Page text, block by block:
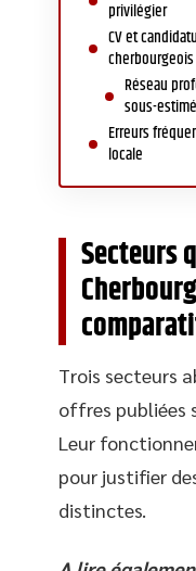
privilégier
CV et
cherbourgeois
Réseau
sous-estimé
Erreurs
locale
Secteurs
Trois secteurs
offres publiées
Leur
pour justifier
distinctes.